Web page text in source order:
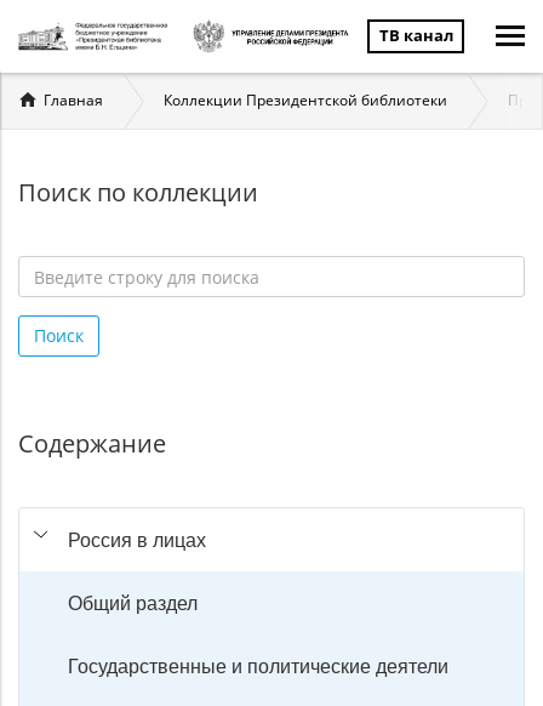
ТВ канал
Вы
здесь
Главная Коллекции Президентской библиотеки
Поиск по коллекции
строку
для
Поиск
Содержание
Россия в лицах
Общий раздел
Государственные и политические деятели